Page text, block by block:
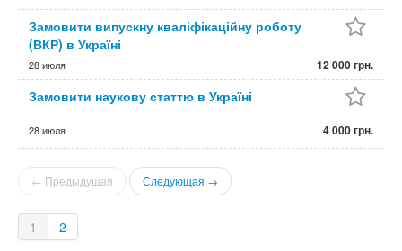
Замовити випускну кваліфікаційну роботу
(ВКР) в Україні
28 июля 12 000 грн.
Замовити наукову статтю в Україні
28 июля 4 000 грн.
← Предыдущая Следующая →
1 2